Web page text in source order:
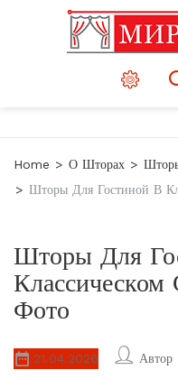
Home О Шторах
Шторы Для Гостиной В
Шторы Для
Фото
21.04.2026 Автор